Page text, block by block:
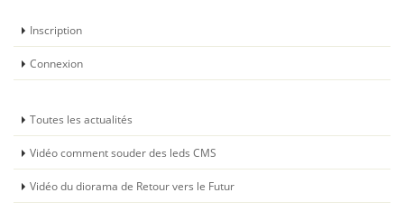
Inscription
Connexion
Toutes les actualités
Vidéo comment souder des leds CMS
Vidéo du diorama de Retour vers le Futur